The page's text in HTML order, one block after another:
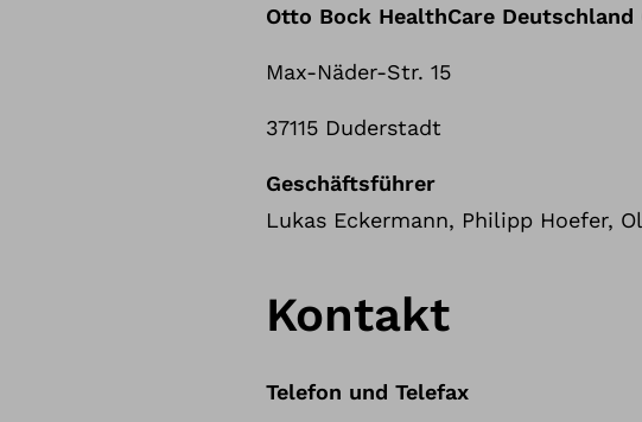
Otto Bock HealthCare Deutschland
Max-Näder-Str. 15
37115 Duderstadt
Geschäftsführer
Lukas Eckermann, Philipp Hoefer,
Kontakt
Telefon und Telefax